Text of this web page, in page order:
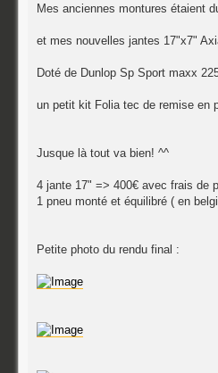
Mes anciennes montures étaient
et mes nouvelles jantes 17"x7"
Doté de Dunlop Sp Sport maxx
un petit kit Folia tec de remise en
Jusque là tout va bien! ^^
4 jante 17" => 400€ avec frais de
1 pneu monté et équilibré ( en
Petite photo du rendu final :